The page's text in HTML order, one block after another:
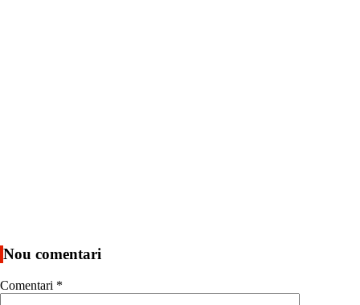
Nou comentari
Comentari *